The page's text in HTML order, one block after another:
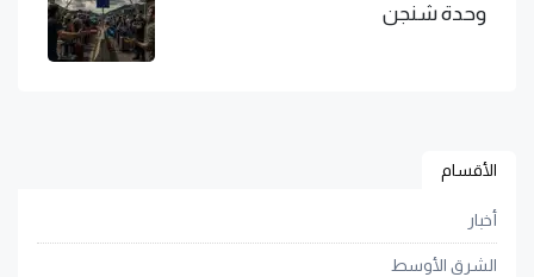
وحدة شنجن
الأقسام
أخبار
الشرق الأوسط